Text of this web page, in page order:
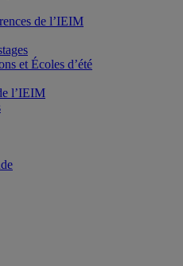
de l’IEIM
et Écoles d’été
l’IEIM